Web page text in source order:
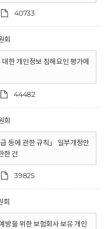
40733
회
한 개인정보 침해요인 평가에
44482
회
등에 관한 규칙」 일부개정안
한 건
39825
회
방을 위한 보험회사 보유 개인